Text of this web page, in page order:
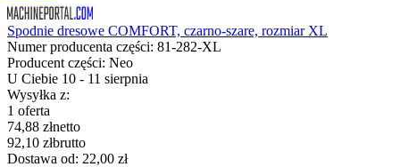
Spodnie dresowe COMFORT, czarno-szare, rozmiar XL
Numer producenta części: 81-282-XL
Producent części: Neo
U Ciebie 10 - 11 sierpnia
Wysyłka z:
1 oferta
74,88 złnetto
92,10 złbrutto
Dostawa od: 22,00 zł